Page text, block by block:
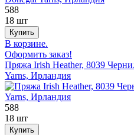
588
18 шт
В корзине.
Оформить заказ!
Пряжа Irish Heather, 8039
Yarns, Ирландия
588
18 шт